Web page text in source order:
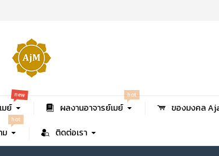
มย์
new
ผลงานอาจารย์เมย์
hot
ของมงคล
ม
hot
ติดต่อเรา